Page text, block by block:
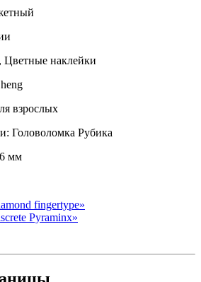
Цветные наклейки
взрослых
Головоломка Рубика
мм
fingertype»
Pyraminx»